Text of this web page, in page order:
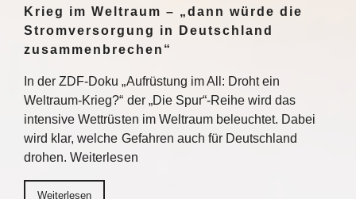
Krieg im Weltraum – „dann würde die
Stromversorgung in Deutschland
zusammenbrechen“
In der ZDF-Doku „Aufrüstung im All: Droht ein
Weltraum-Krieg?“ der „Die Spur“-Reihe wird das
intensive Wettrüsten im Weltraum beleuchtet. Dabei
wird klar, welche Gefahren auch für Deutschland
drohen. Weiterlesen
Weiterlesen